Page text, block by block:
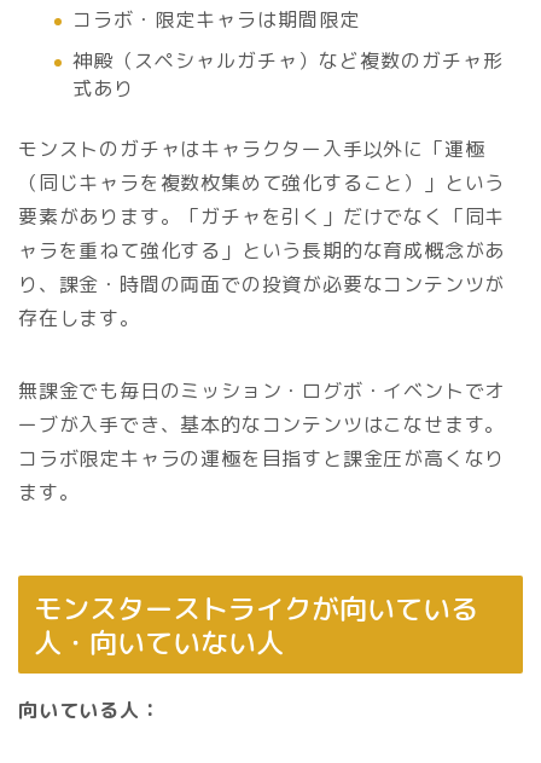
コラボ・限定キャラは期間限定
神殿（スペシャルガチャ）など複数のガチャ形
式あり
モンストのガチャはキャラクター入手以外に「運極
（同じキャラを複数枚集めて強化すること）」という
要素があります。「ガチャを引く」だけでなく「同キ
ャラを重ねて強化する」という長期的な育成概念があ
り、課金・時間の両面での投資が必要なコンテンツが
存在します。
無課金でも毎日のミッション・ログボ・イベントでオ
ーブが入手でき、基本的なコンテンツはこなせます。
コラボ限定キャラの運極を目指すと課金圧が高くなり
ます。
モンスターストライクが向いている
人・向いていない人
向いている人：